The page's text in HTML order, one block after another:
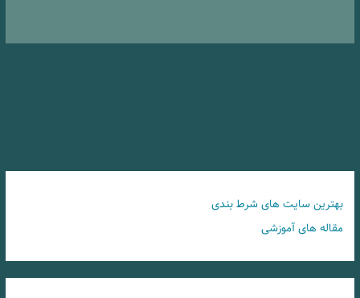
بهترین سایت های شرط بندی
مقاله های آموزشی